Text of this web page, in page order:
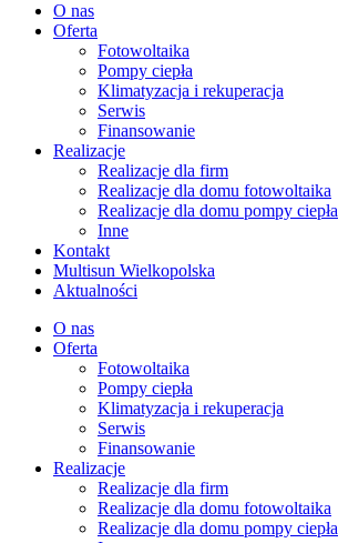
O nas
Oferta
Fotowoltaika
Pompy ciepła
Klimatyzacja i rekuperacja
Serwis
Finansowanie
Realizacje
Realizacje dla firm
Realizacje dla domu fotowoltaika
Realizacje dla domu pompy ciepła
Inne
Kontakt
Multisun Wielkopolska
Aktualności
O nas
Oferta
Fotowoltaika
Pompy ciepła
Klimatyzacja i rekuperacja
Serwis
Finansowanie
Realizacje
Realizacje dla firm
Realizacje dla domu fotowoltaika
Realizacje dla domu pompy ciepła